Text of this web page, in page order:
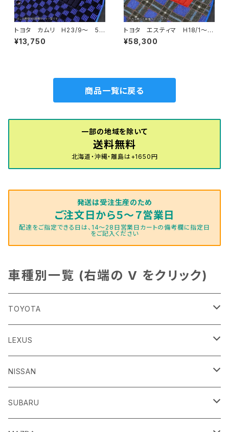
トヨタ カムリ H23/9〜 5
0/70系 フロアマット一式 カ
ーマット スタンダードタイプ
¥13,750
トヨタ エスティマ H18/1〜H
24/5（前期） 50系 フロアマ
ット一式 カーマット 神戸ター
¥58,300
商品一覧に戻る
一部の地域を除いて
送料無料
北海道・沖縄・離島は+1650円
発送は受注生産のため
ご注文日から５～７営業日
配達をご指定できる日は、14～28日営業日カートの備考欄に指定日
をご記入ください
車種別一覧 (右端の V をクリック)
TOYOTA
86
H24/4～R3/8 ZN6
GR86
R3/10～ ZN8
ｂＢ
LEXUS
ＣＴ
H23/1～R4/11
ＥＳ
NISSAN
ＡＤ
SUBARU